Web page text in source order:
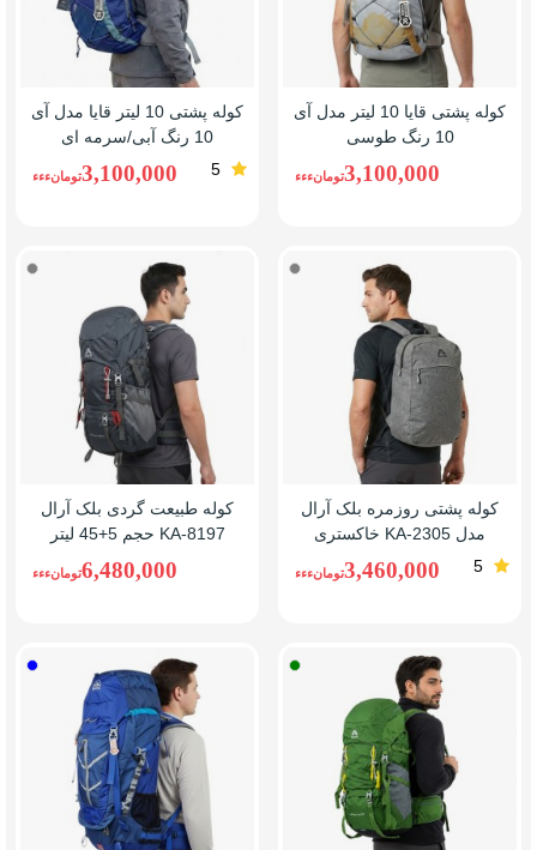
کوله پشتی قایا 10 لیتر مدل آی
10 رنگ طوسی
3,100,000تومانءءء
کوله پشتی 10 لیتر قایا مدل آی
10 رنگ آبی/سرمه ای
5
3,100,000تومانءءء
خاکستری
کوله پشتی روزمره بلک آرال
مدل KA-2305 خاکستری
5
3,460,000تومانءءء
کوله طبیعت ‌گردی بلک آرال
KA-8197 حجم 5+45 لیتر
خاکستری
6,480,000تومانءءء
سبز آبی